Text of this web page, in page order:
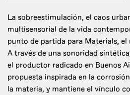
La sobreestimulación, el caos
multisensorial de la vida
punto de partida para Materials, el
A través de una sonoridad
el productor radicado en Buenos
propuesta inspirada en la
la materia, y mantiene el vínculo